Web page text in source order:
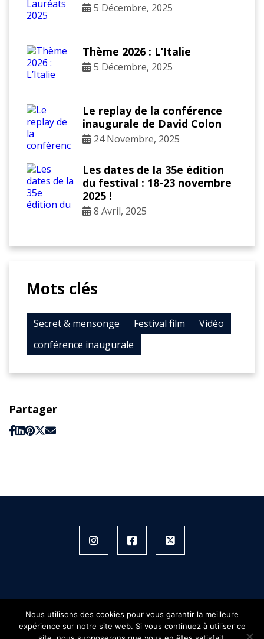
5 Décembre, 2025
Thème 2026 : L’Italie
5 Décembre, 2025
Le replay de la conférence
inaugurale de David Colon
24 Novembre, 2025
Les dates de la 35e édition
du festival : 18-23 novembre
2025 !
8 Avril, 2025
Mots clés
Secret & mensonge Festival film
Vidéo
conférence inaugurale
Partager
Instagram
Facebook
X
Plan du site
Mentions légales
Nous utilisons des cookies pour vous garantir la meilleure
expérience sur notre site web. Si vous continuez à utiliser ce